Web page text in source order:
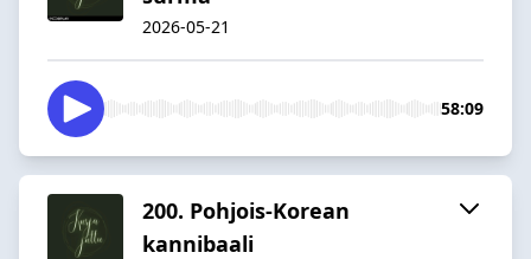
2026-05-21
58:09
200. Pohjois-Korean
kannibaali